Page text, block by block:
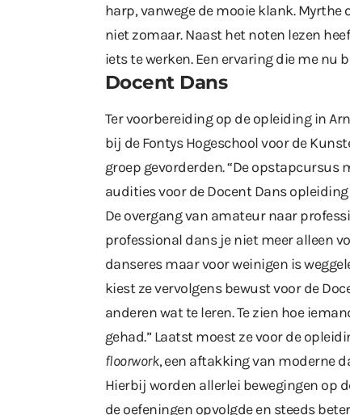
harp, vanwege de mooie klank.
niet zomaar. Naast het noten lezen
iets te werken. Een ervaring die me nu
Docent Dans
Ter voorbereiding op de opleiding in
bij de Fontys Hogeschool voor de
groep gevorderden. “De opstapcursus
audities voor de Docent Dans
De overgang van amateur naar
professional dans je niet meer alleen
danseres maar voor weinigen is
kiest ze vervolgens bewust voor de
anderen wat te leren. Te zien hoe
gehad.” Laatst moest ze voor de
floorwork, een aftakking van moderne
Hierbij worden allerlei bewegingen op
de oefeningen opvolgde en steeds